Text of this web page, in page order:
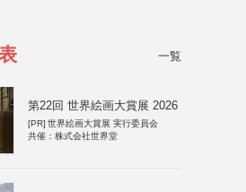
一覧
第22回 世界絵画大賞展 2026
[PR] 世界絵画大賞展 実行委員会
共催：株式会社世界堂